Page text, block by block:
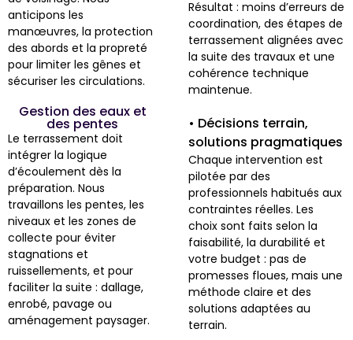
anticipons les
manœuvres, la protection
des abords et la propreté
pour limiter les gênes et
sécuriser les circulations.
Gestion des eaux et
des pentes
Le terrassement doit
intégrer la logique
d’écoulement dès la
préparation. Nous
travaillons les pentes, les
niveaux et les zones de
collecte pour éviter
stagnations et
ruissellements, et pour
faciliter la suite : dallage,
enrobé, pavage ou
aménagement paysager.
Résultat : moins d’erreurs de
coordination, des étapes de
terrassement alignées avec
la suite des travaux et une
cohérence technique
maintenue.
• Décisions terrain,
solutions pragmatiques
Chaque intervention est
pilotée par des
professionnels habitués aux
contraintes réelles. Les
choix sont faits selon la
faisabilité, la durabilité et
votre budget : pas de
promesses floues, mais une
méthode claire et des
solutions adaptées au
terrain.